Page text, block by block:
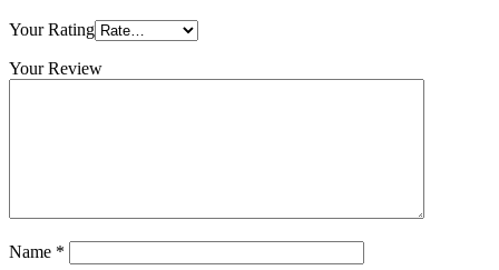
Your Rating
Your Review
Name *